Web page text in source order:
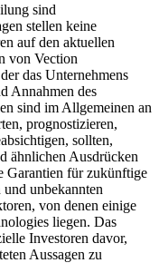
sind
stellen keine
auf den aktuellen
von Vection
das Unternehmens
Annahmen des
sind im Allgemeinen an
prognostizieren,
sollten,
ähnlichen Ausdrücken
Garantien für zukünftige
unbekannten
von denen einige
liegen. Das
Investoren davor,
Aussagen zu